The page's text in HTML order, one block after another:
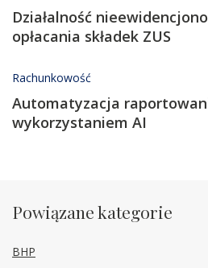
Działalność
opłacania składek ZUS
Rachunkowość
Automatyzacja
wykorzystaniem AI
Powiązane kategorie
BHP